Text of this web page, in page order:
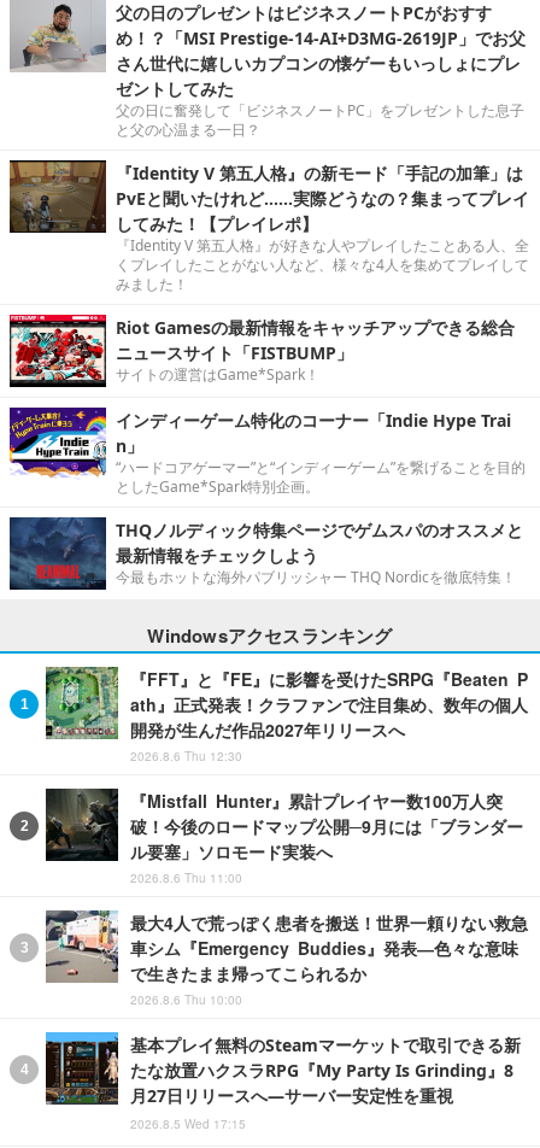
父の日のプレゼントはビジネスノートPCがおすす
め！？「MSI Prestige-14-AI+D3MG-2619JP」でお父
さん世代に嬉しいカプコンの懐ゲーもいっしょにプレ
ゼントしてみた
父の日に奮発して「ビジネスノートPC」をプレゼントした息子
と父の心温まる一日？
『Identity V 第五人格』の新モード「手記の加筆」は
PvEと聞いたけれど……実際どうなの？集まってプレイ
してみた！【プレイレポ】
『Identity V 第五人格』が好きな人やプレイしたことある人、全
くプレイしたことがない人など、様々な4人を集めてプレイして
みました！
Riot Gamesの最新情報をキャッチアップできる総合
ニュースサイト「FISTBUMP」
サイトの運営はGame*Spark！
インディーゲーム特化のコーナー「Indie Hype Trai
n」
“ハードコアゲーマー”と“インディーゲーム”を繋げることを目的
としたGame*Spark特別企画。
THQノルディック特集ページでゲムスパのオススメと
最新情報をチェックしよう
今最もホットな海外パブリッシャー THQ Nordicを徹底特集！
Windowsアクセスランキング
『FFT』と『FE』に影響を受けたSRPG『Beaten P
ath』正式発表！クラファンで注目集め、数年の個人
開発が生んだ作品2027年リリースへ
2026.8.6 Thu 12:30
『Mistfall Hunter』累計プレイヤー数100万人突
破！今後のロードマップ公開─9月には「ブランダー
ル要塞」ソロモード実装へ
2026.8.6 Thu 11:00
最大4人で荒っぽく患者を搬送！世界一頼りない救急
車シム『Emergency Buddies』発表―色々な意味
で生きたまま帰ってこられるか
2026.8.6 Thu 10:00
基本プレイ無料のSteamマーケットで取引できる新
たな放置ハクスラRPG『My Party Is Grinding』8
月27日リリースへ―サーバー安定性を重視
2026.8.5 Wed 17:15